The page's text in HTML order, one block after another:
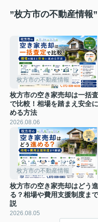
”枚方市の不動産情報
枚方市の不動産情報
枚方市の空き家売却は一括
で比較！相場を踏まえ安全
める方法
2026.08.06
枚方市の不動産情報
枚方市の空き家売却はどう
る？相場や費用支援制度ま
説
2026.08.05